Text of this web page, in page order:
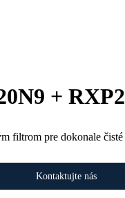
+
filtrom pre dokonale
Kontaktujte nás